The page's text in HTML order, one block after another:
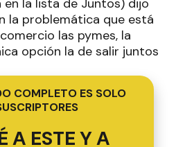
(Concejal de
la lista de Juntos) dijo
la problemática que está
las pymes, la
opción la de salir juntos